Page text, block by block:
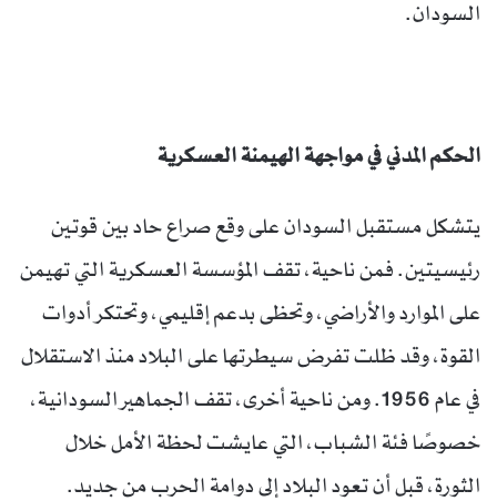
السودان.
الحكم المدني في مواجهة الهيمنة العسكرية
يتشكل مستقبل السودان على وقع صراع حاد بين قوتين
رئيسيتين. فمن ناحية، تقف المؤسسة العسكرية التي تهيمن
على الموارد والأراضي، وتحظى بدعم إقليمي، وتحتكر أدوات
القوة، وقد ظلت تفرض سيطرتها على البلاد منذ الاستقلال
في عام 1956. ومن ناحية أخرى، تقف الجماهير السودانية،
خصوصًا فئة الشباب، التي عايشت لحظة الأمل خلال
الثورة، قبل أن تعود البلاد إلى دوامة الحرب من جديد.